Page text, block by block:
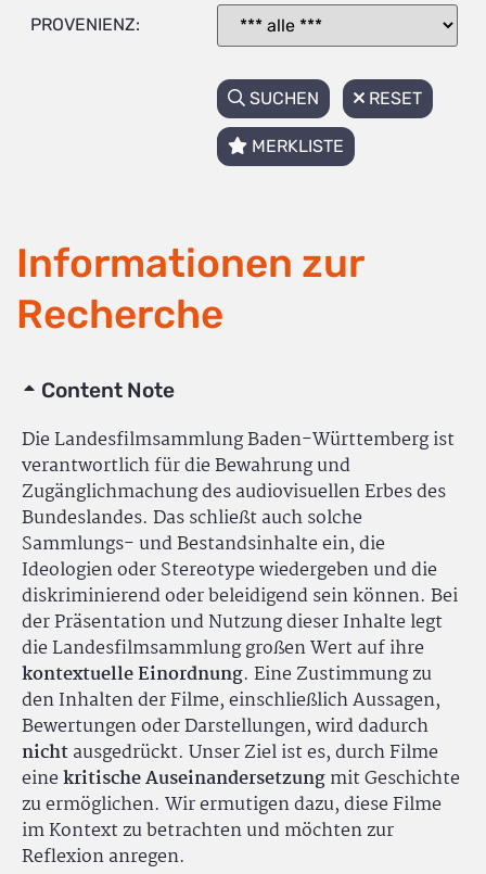
PROVENIENZ:
SUCHEN RESET
MERKLISTE
Informationen zur
Recherche
Content Note
Die Landesfilmsammlung Baden-Württemberg ist
verantwortlich für die Bewahrung und
Zugänglichmachung des audiovisuellen Erbes des
Bundeslandes. Das schließt auch solche
Sammlungs- und Bestandsinhalte ein, die
Ideologien oder Stereotype wiedergeben und die
diskriminierend oder beleidigend sein können. Bei
der Präsentation und Nutzung dieser Inhalte legt
die Landesfilmsammlung großen Wert auf ihre
kontextuelle Einordnung. Eine Zustimmung zu
den Inhalten der Filme, einschließlich Aussagen,
Bewertungen oder Darstellungen, wird dadurch
nichtausgedrückt. Unser Ziel ist es, durch Filme
einekritische Auseinandersetzungmit Geschichte
zu ermöglichen. Wir ermutigen dazu, diese Filme
im Kontext zu betrachten und möchten zur
Reflexion anregen.